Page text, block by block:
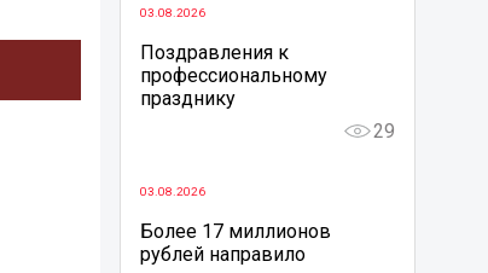
03.08.2026
Поздравления к
профессиональному
празднику
29
03.08.2026
Более 17 миллионов
рублей направило